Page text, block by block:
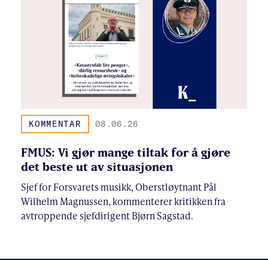
KOMMENTAR 08.06.26
FMUS: Vi gjør mange tiltak for å gjøre
det beste ut av situasjonen
Sjef for Forsvarets musikk, Oberstløytnant Pål
Wilhelm Magnussen, kommenterer kritikken fra
avtroppende sjefdirigent Bjørn Sagstad.